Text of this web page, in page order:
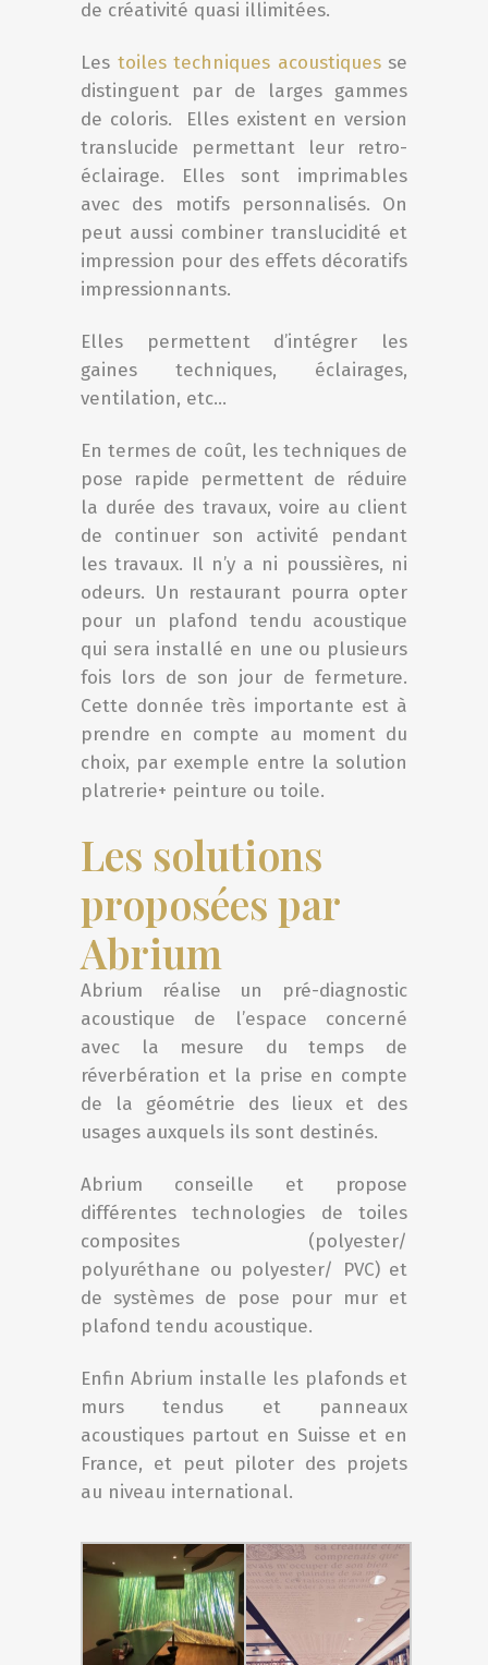
de créativité quasi illimitées.
Les toiles techniques acoustiquesse
distinguent par de larges gammes
de coloris.
Elles existent en version
translucide permettant leur retro-
éclairage. Elles sont imprimables
avec des motifs personnalisés. On
peut aussi combiner translucidité et
impression pour des effets décoratifs
impressionnants.
Elles permettent d’intégrer les
gaines techniques, éclairages,
ventilation, etc…
En termes de coût, les techniques de
pose rapide permettent de réduire
la durée des travaux, voire au client
de continuer son activité pendant
les travaux. Il n’y a ni poussières, ni
odeurs. Un restaurant pourra opter
pour un plafond tendu acoustique
qui sera installé en une ou plusieurs
fois lors de son jour de fermeture.
Cette donnée très importante est à
prendre en compte au moment du
choix, par exemple entre la solution
platrerie+ peinture ou toile.
Les solutions
proposées par
Abrium
Abrium réalise un pré-diagnostic
acoustique de l’espace concerné
avec la mesure du temps de
réverbération et la prise en compte
de la géométrie des lieux et des
usages auxquels ils sont destinés.
Abrium conseille et propose
différentes technologies de toiles
composites (polyester/
polyuréthane ou polyester/ PVC) et
de systèmes de pose pour mur et
plafond tendu acoustique.
Enfin Abrium installe les plafonds et
murs tendus et panneaux
acoustiques partout en Suisse et en
France, et peut piloter des projets
au niveau international.